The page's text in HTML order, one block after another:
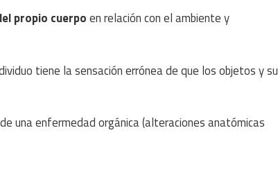
propio cuerpoen relación con el ambiente y
tiene la sensación errónea de que los objetos y su
una enfermedad orgánica (alteraciones anatómicas